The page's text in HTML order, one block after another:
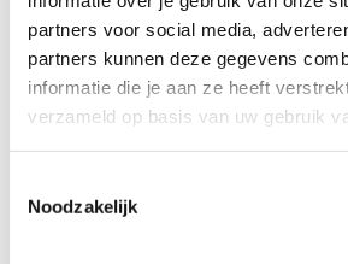
partners voor social media,
partners kunnen deze gegevens
informatie die je aan ze heeft
verzameld op basis van uw gebruik
Noodzakelijk
Bel mij terug